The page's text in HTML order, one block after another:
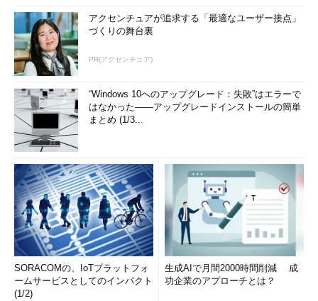
アクセンチュアが追求する「最適なユーザー接点」
づくりの舞台裏
PR(アクセンチュア)
“Windows 10へのアップグレード：失敗”はエラーで
はなかった――アップグレードインストールの簡単
まとめ (1/3...
SORACOMの、IoTプラットフォ
ームサービスとしてのインパクト
(1/2)
生成AIで月間2000時間削減 成
功企業のアプローチとは？